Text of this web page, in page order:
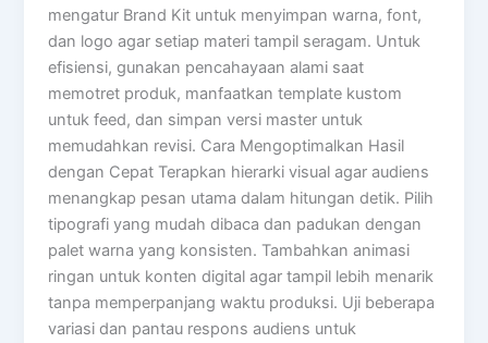
mengatur Brand Kit untuk menyimpan warna, font,
dan logo agar setiap materi tampil seragam. Untuk
efisiensi, gunakan pencahayaan alami saat
memotret produk, manfaatkan template kustom
untuk feed, dan simpan versi master untuk
memudahkan revisi. Cara Mengoptimalkan Hasil
dengan Cepat Terapkan hierarki visual agar audiens
menangkap pesan utama dalam hitungan detik. Pilih
tipografi yang mudah dibaca dan padukan dengan
palet warna yang konsisten. Tambahkan animasi
ringan untuk konten digital agar tampil lebih menarik
tanpa memperpanjang waktu produksi. Uji beberapa
variasi dan pantau respons audiens untuk